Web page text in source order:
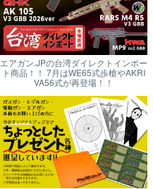
エアガン.JPの台湾ダイレクトインポー
ト商品！！ 7月はWE65式歩槍やAKRI
VA56式が再登場！！